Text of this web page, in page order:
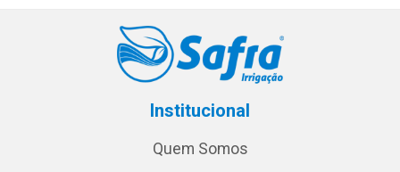
Institucional
Quem Somos